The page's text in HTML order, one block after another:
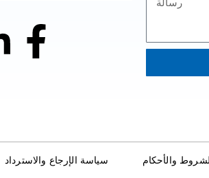
سياسة الإرجاع والاسترداد والأحكام